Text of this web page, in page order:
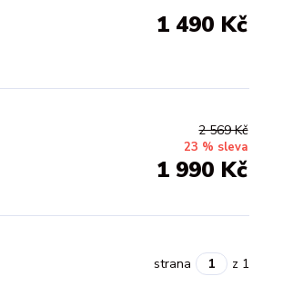
1 490 Kč
2 569 Kč
23 % sleva
1 990 Kč
strana z 1